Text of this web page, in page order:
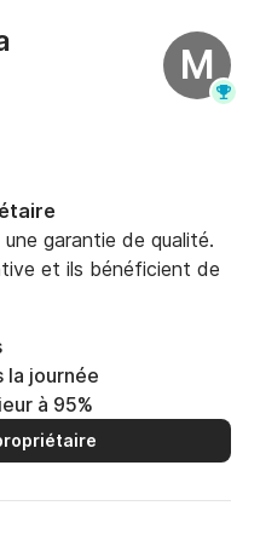
M
garantie de qualité.
et ils bénéficient de
la journée
à 95%